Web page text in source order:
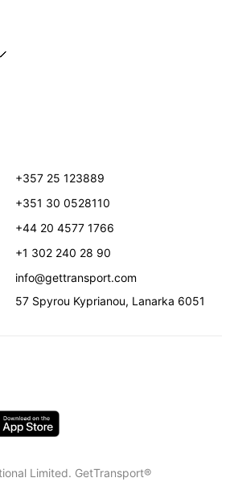
+357 25 123889
+351 30 0528110
+44 20 4577 1766
+1 302 240 28 90
info@gettransport.com
57 Spyrou Kyprianou, Lanarka 6051
Limited. GetTransport®